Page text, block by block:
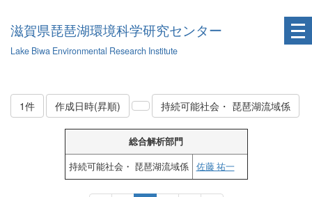
滋賀県琵琶湖環境科学研究センター
Lake Biwa Environmental Research Institute
1件 作成日時(昇順) 持続可能社会・ 琵琶湖流域係
総合解析部門
持続可能社会・ 琵琶湖流域係
佐藤 祐一